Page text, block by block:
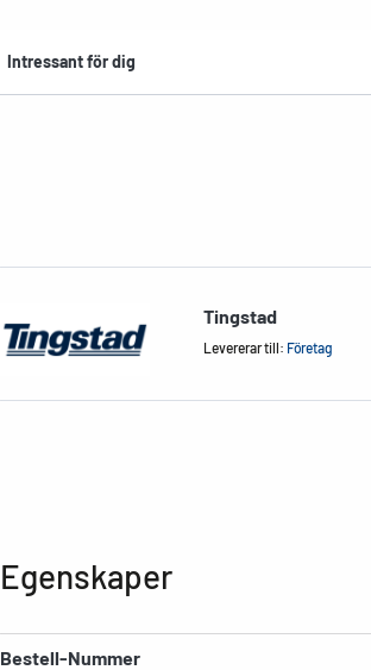
Intressant för dig
Tingstad
Levererar till: Företag
Egenskaper
Bestell-Nummer